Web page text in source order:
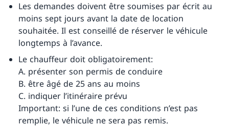
Les demandes doivent être soumises par écrit au
moins sept jours avant la date de location
souhaitée. Il est conseillé de réserver le véhicule
longtemps à l’avance.
Le chauffeur doit obligatoirement:
A. présenter son permis de conduire
B. être âgé de 25 ans au moins
C. indiquer l’itinéraire prévu
Important: si l’une de ces conditions n’est pas
remplie, le véhicule ne sera pas remis.